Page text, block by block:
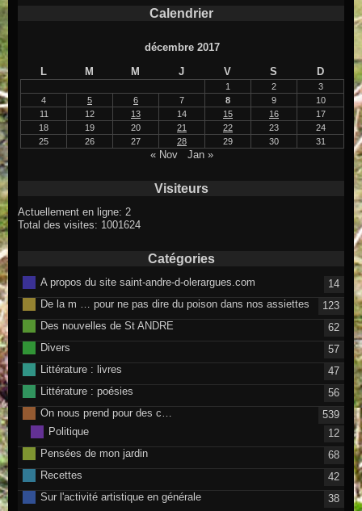
Calendrier
décembre 2017
L
M M J V S D
1 2
3
4
5 6 7 8 9
10
11
12 13 14 15 16
17
18
19 20 21 22 23
24
25
26 27 28 29 30 31
« Nov Jan »
Visiteurs
Actuellement en ligne: 2
Total des visites: 1001624
Catégories
A propos du site saint-andre-d-olerargues.com
14
De la m … pour ne pas dire du poison dans nos assiettes
123
Des nouvelles de St ANDRE
62
Divers
57
Littérature : livres
47
Littérature : poésies
56
On nous prend pour des c…
539
Politique
12
Pensées de mon jardin
68
Recettes
42
Sur l'activité artistique en générale
38